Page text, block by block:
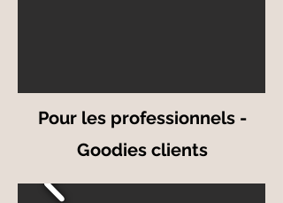
Pour les professionnels -
Goodies clients